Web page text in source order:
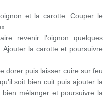
et la carotte. Couper le
revenir l'oignon quelques
Ajouter la carotte et poursuivre
dorer puis laisser cuire sur feu
soit bien cuit puis ajouter la
mélanger et poursuivre la